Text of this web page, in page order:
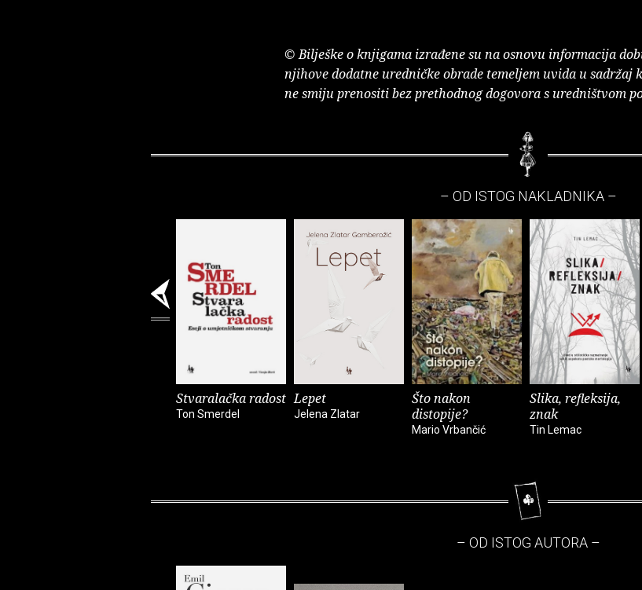
© Bilješke o knjigama izrađene su na osnovu informacija
njihove dodatne uredničke obrade temeljem uvida u sadržaj
ne smiju prenositi bez prethodnog dogovora s uredništvom
– OD ISTOG NAKLADNIKA –
Stvaralačka radost
Ton Smerdel
Lepet
Jelena Zlatar
Što nakon
distopije?
Mario Vrbančić
Slika, refleksija,
znak
Tin Lemac
– OD ISTOG AUTORA –